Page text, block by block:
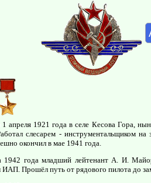
1 апреля 1921 года в селе Кесова Гора,
слесарем - инструментальщиком
окончил в мае 1941 года.
1942 года младший лейтенант А. И.
ИАП. Прошёл путь от рядового пилота до